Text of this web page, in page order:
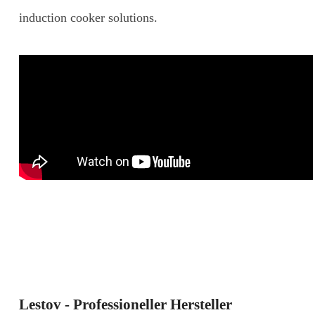
induction cooker solutions.
Lestov - Professioneller Hersteller